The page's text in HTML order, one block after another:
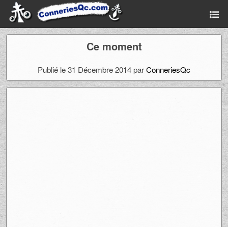
Ce moment
Publié le 31 Décembre 2014 parConneriesQc